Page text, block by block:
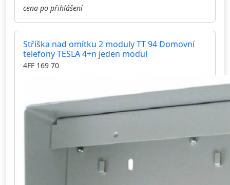
cena po přihlášení
Stříška nad omítku 2 moduly TT 94 Domovní
telefony TESLA 4+n jeden modul
4FF 169 70